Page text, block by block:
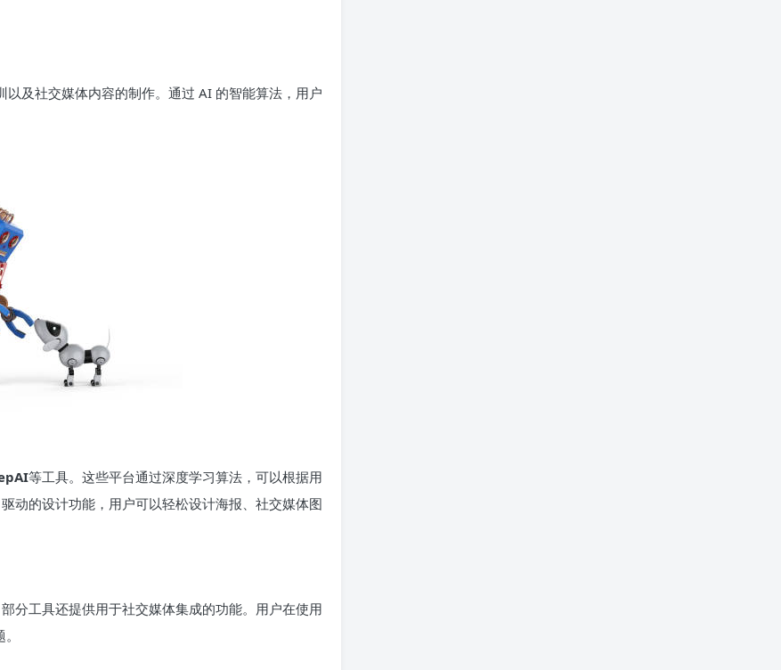
及社交媒体内容的制作。通过 AI 的智能算法，用户
等工具。这些平台通过深度学习算法，可以根据用
动的设计功能，用户可以轻松设计海报、社交媒体图
分工具还提供用于社交媒体集成的功能。用户在使用